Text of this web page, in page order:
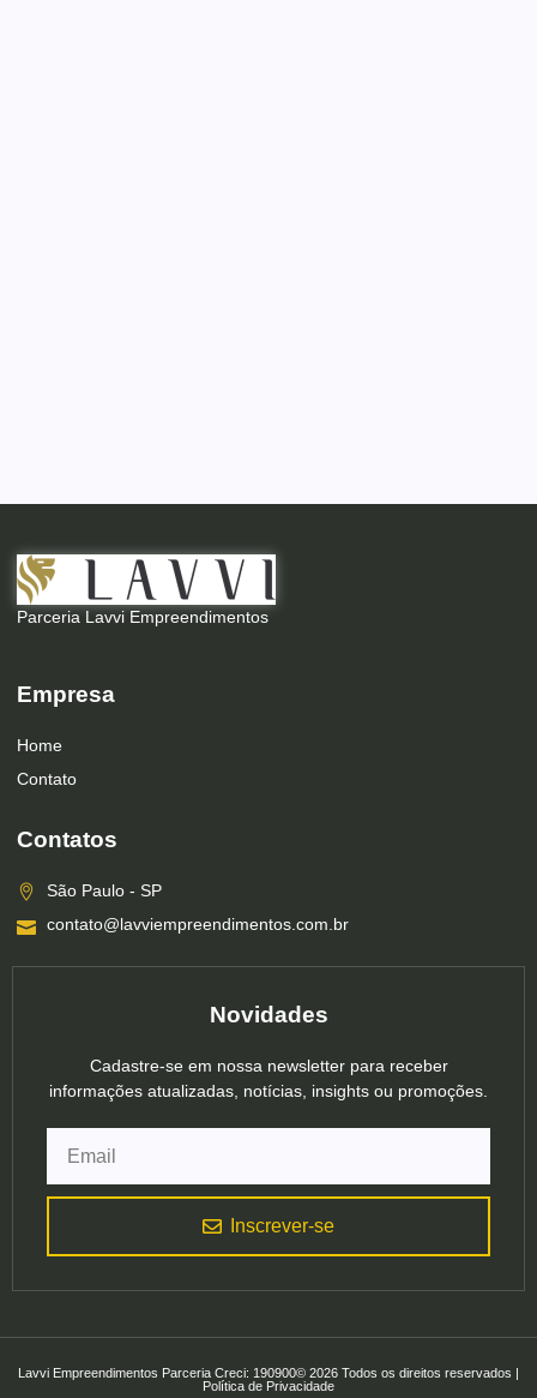
Parceria Lavvi Empreendimentos
Empresa
Home
Contato
Contatos
São Paulo - SP
contato@lavviempreendimentos.com.br
Novidades
Cadastre-se em nossa newsletter para receber
informações atualizadas, notícias, insights ou promoções.
Inscrever-se
Lavvi Empreendimentos Parceria Creci: 190900© 2026 Todos os direitos reservados |
Política de Privacidade